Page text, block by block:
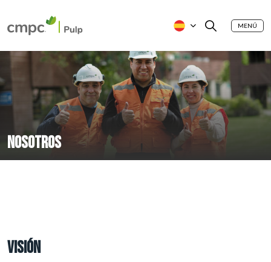
MENÚ
NOSOTROS
VISIÓN